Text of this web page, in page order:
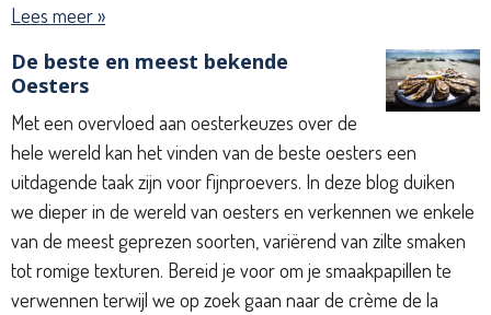
Lees meer »
De beste en meest bekende
Oesters
Met een overvloed aan oesterkeuzes over de
hele wereld kan het vinden van de beste oesters een
uitdagende taak zijn voor fijnproevers. In deze blog duiken
we dieper in de wereld van oesters en verkennen we enkele
van de meest geprezen soorten, variërend van zilte smaken
tot romige texturen. Bereid je voor om je smaakpapillen te
verwennen terwijl we op zoek gaan naar de crème de la